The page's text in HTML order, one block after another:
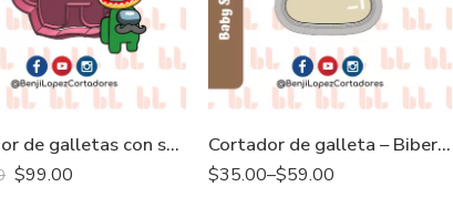
Cortador de galletas con sello- AmongUs Mexicano
$99.00
Cortador de galleta – Biberón Oso
$35.00–$59.00